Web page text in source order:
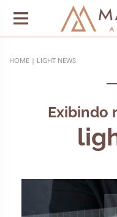
HOME | LIGHT NEWS
Exibindo